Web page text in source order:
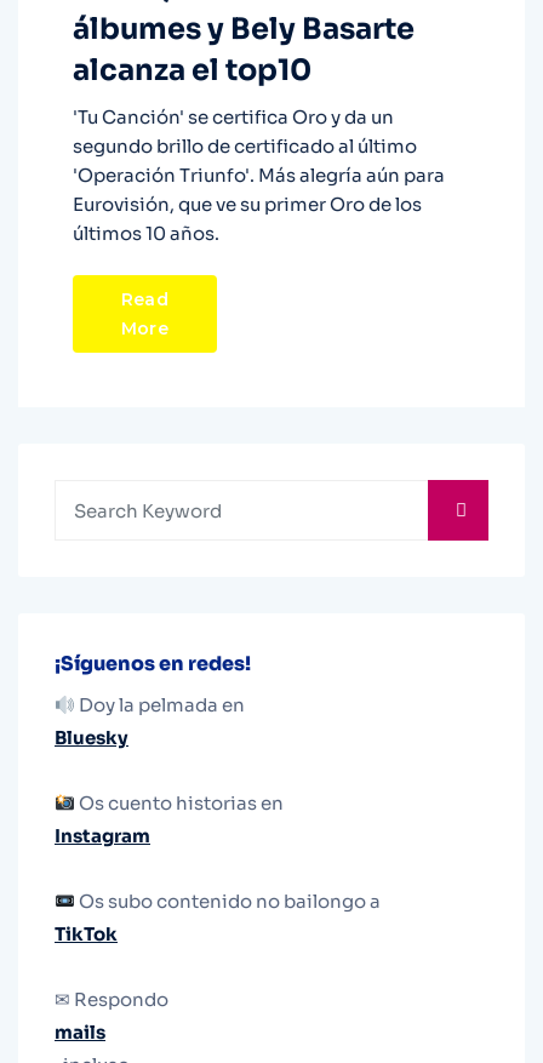
álbumes y Bely Basarte
alcanza el top10
'Tu Canción' se certifica Oro y da un
segundo brillo de certificado al último
'Operación Triunfo'. Más alegría aún para
Eurovisión, que ve su primer Oro de los
últimos 10 años.
Read
More
¡Síguenos en redes!
Doy la pelmada en
Bluesky
Os cuento historias en
Instagram
Os subo contenido no bailongo a
TikTok
✉ Respondo
mails